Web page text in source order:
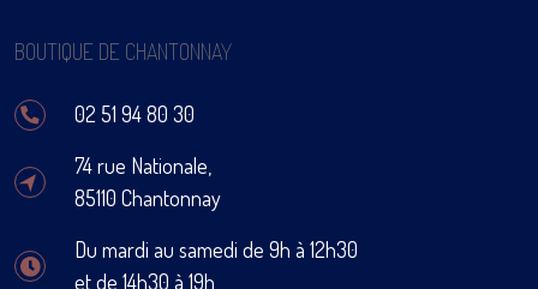
BOUTIQUE DE CHANTONNAY
02 51 94 80 30
74 rue Nationale,
85110 Chantonnay
Du mardi au samedi de 9h à 12h30
et de 14h30 à 19h